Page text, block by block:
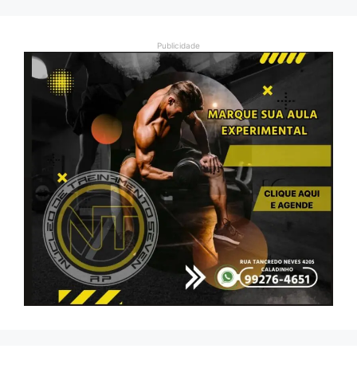
Publicidade